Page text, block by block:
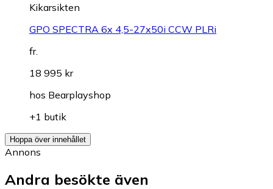
Kikarsikten
GPO SPECTRA 6x 4,5-27x50i CCW PLRi
fr.
18 995 kr
hos Bearplayshop
+1 butik
Hoppa över innehållet
Annons
Andra besökte även